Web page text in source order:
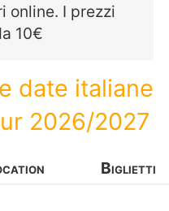
online. I prezzi
10€
date italiane
2026/2027
Biglietti